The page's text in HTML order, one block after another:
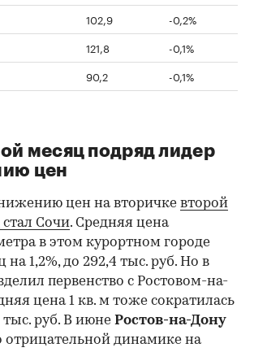
102,9
-0,2%
121,8
-0,1%
90,2 -0,1%
месяц подряд лидер
цен
цен на вторичке второй
Сочи. Средняя цена
в этом курортном городе
на 1,2%, до 292,4 тыс. руб. Но в
первенство с Ростовом-на-
цена 1 кв. м тоже сократилась
тыс. руб. В июне Ростов-на-Дону
динамике на